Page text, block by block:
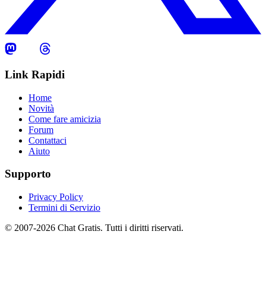
Link Rapidi
Home
Novità
Come fare amicizia
Forum
Contattaci
Aiuto
Supporto
Privacy Policy
Termini di Servizio
© 2007-2026 Chat Gratis. Tutti i diritti riservati.